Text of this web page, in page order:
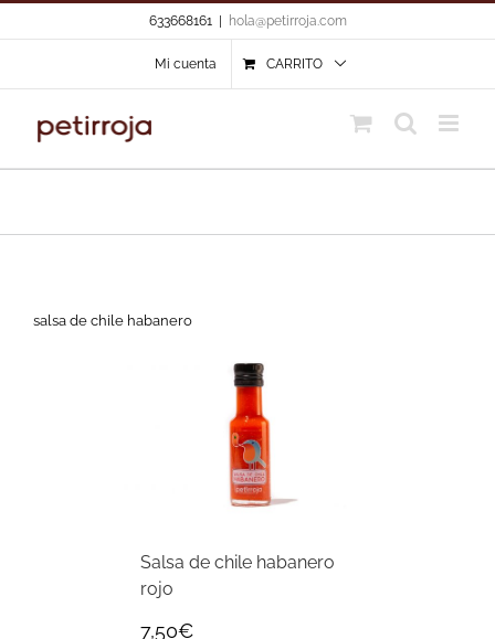
633668161 hola@petirroja.com
Mi cuenta CARRITO
salsa de chile habanero
Salsa de chile habanero
rojo
7,50€